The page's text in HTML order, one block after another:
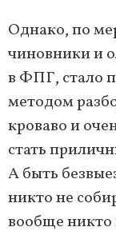
Однако, по
чиновники и
в ФПГ, стало
методом
кроваво и
стать
А быть
никто не
вообще никто